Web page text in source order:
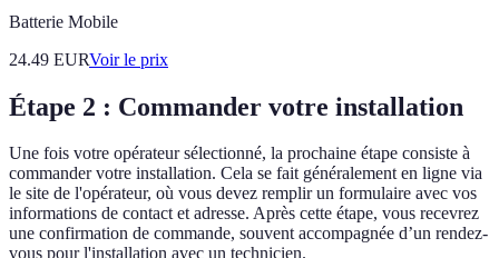
Batterie Mobile
24.49 EURVoir le prix
Étape 2 : Commander votre installation
Une fois votre opérateur sélectionné, la prochaine étape consiste à
commander votre installation. Cela se fait généralement en ligne via
le site de l'opérateur, où vous devez remplir un formulaire avec vos
informations de contact et adresse. Après cette étape, vous recevrez
une confirmation de commande, souvent accompagnée d’un rendez-
vous pour l'installation avec un technicien.